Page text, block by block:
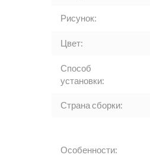
Рисунок:
Цвет:
Способ
установки:
Страна сборки:
Особенности: